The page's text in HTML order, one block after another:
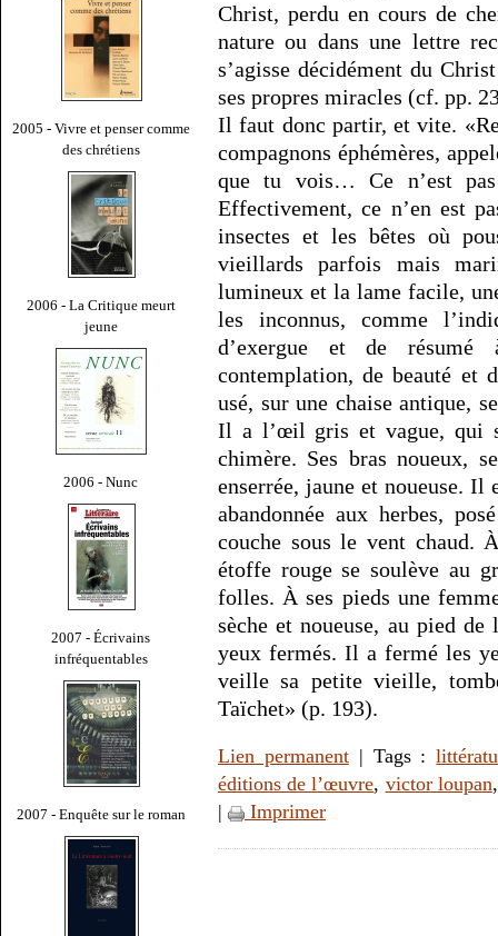
2005 - Vivre et penser comme
des chrétiens
2006 - La Critique meurt
jeune
2006 - Nunc
2007 - Écrivains
infréquentables
2007 - Enquête sur le roman
Christ, perdu en cours de
nature ou dans une lettre
s’agisse décidément du
ses propres miracles (cf. pp.
Il faut donc partir, et vite.
compagnons éphémères,
que tu vois… Ce n’est
Effectivement, ce n’en est
insectes et les bêtes où
vieillards parfois mais
lumineux et la lame facile,
les inconnus, comme
d’exergue et de
contemplation, de beauté et
usé, sur une chaise antique,
Il a l’œil gris et vague, qui
chimère. Ses bras noueux,
enserrée, jaune et noueuse.
abandonnée aux herbes,
couche sous le vent chaud.
étoffe rouge se soulève au
folles. À ses pieds une
sèche et noueuse, au pied
yeux fermés. Il a fermé les
veille sa petite vieille,
Taïchet» (p. 193).
Lien permanent| Tags :
éditions de l’œuvre, victor loupan
|
Imprimer